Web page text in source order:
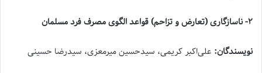
۲- ناسازگاری (تعارض و تزاحم) قواعد الگوی مصرف فرد مسلمان
نویسندگان: علی‌اکبر کریمی، سیدحسین میرمعزی، سیدرضا حسینی